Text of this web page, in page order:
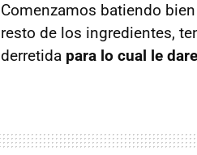
Comenzamos batiendo
resto de los ingredientes,
derretida para lo cual le